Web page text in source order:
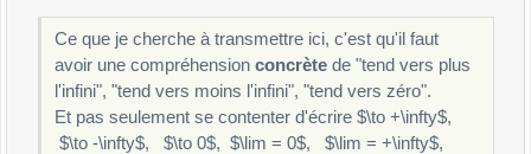
Ce que je cherche à transmettre ici, c'est qu'il faut
avoir une compréhension concrètede "tend vers plus
l'infini", "tend vers moins l'infini", "tend vers zéro".
Et pas seulement se contenter d'écrire $\to +\infty$,
$\to -\infty$, $\to 0$, $\lim = 0$, $\lim = +\infty$,